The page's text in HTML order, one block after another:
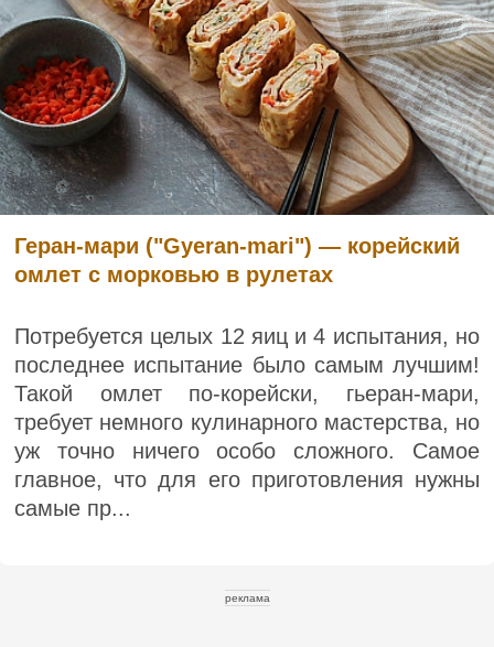
Геран-мари ("Gyeran-mari") — корейский
омлет с морковью в рулетах
Потребуется целых 12 яиц и 4 испытания, но
последнее испытание было самым лучшим!
Такой омлет по-корейски, гьеран-мари,
требует немного кулинарного мастерства, но
уж точно ничего особо сложного. Самое
главное, что для его приготовления нужны
самые пр...
реклама